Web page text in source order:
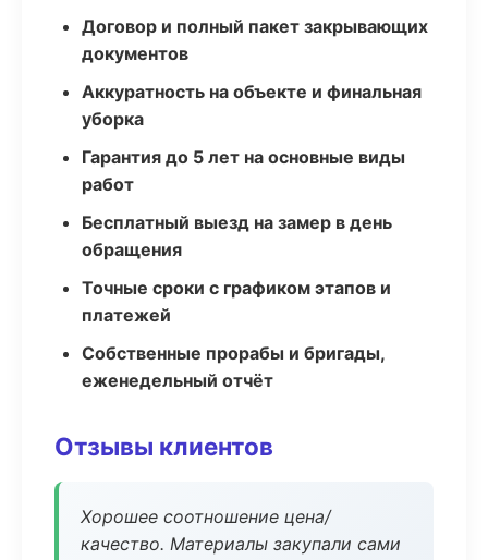
Договор и полный пакет закрывающих
документов
Аккуратность на объекте и финальная
уборка
Гарантия до 5 лет на основные виды
работ
Бесплатный выезд на замер в день
обращения
Точные сроки с графиком этапов и
платежей
Собственные прорабы и бригады,
еженедельный отчёт
Отзывы клиентов
Хорошее соотношение цена/
качество. Материалы закупали сами